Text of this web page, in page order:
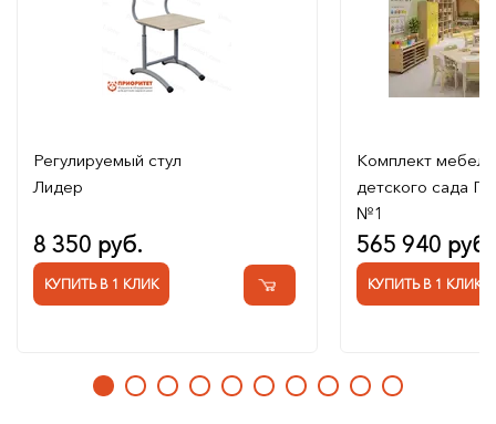
Регулируемый стул
Лидер
8 350 руб.
КУПИТЬ В 1 КЛИК
Комплект
детского сада
№1
565 940 руб.
КУПИТЬ В 1 КЛИК